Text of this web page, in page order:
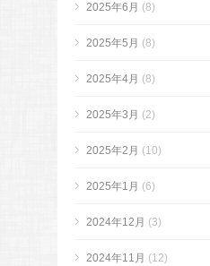
2025年6月 (8)
2025年5月 (8)
2025年4月 (8)
2025年3月 (2)
2025年2月 (10)
2025年1月 (6)
2024年12月 (3)
2024年11月 (12)